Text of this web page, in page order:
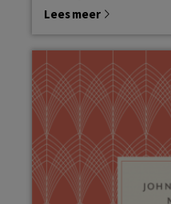
Lees meer